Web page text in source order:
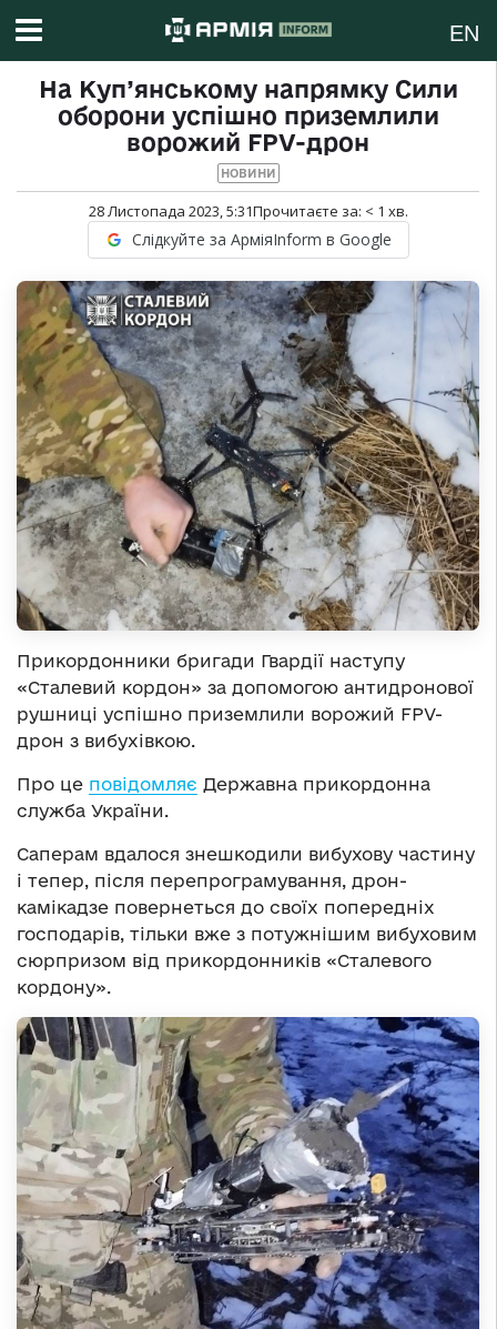
EN
На Куп’янському напрямку Сили
оборони успішно приземлили
ворожий FPV-дрон
НОВИНИ
28 Листопада 2023, 5:31Прочитаєте за: < 1 хв.
Слідкуйте за АрміяInform в Google
Прикордонники бригади Гвардії наступу
«Сталевий кордон» за допомогою антидронової
рушниці успішно приземлили ворожий FPV-
дрон з вибухівкою.
Про це повідомляє Державна прикордонна
служба України.
Саперам вдалося знешкодили вибухову частину
і тепер, після перепрограмування, дрон-
камікадзе повернеться до своїх попередніх
господарів, тільки вже з потужнішим вибуховим
сюрпризом від прикордонників «Сталевого
кордону».